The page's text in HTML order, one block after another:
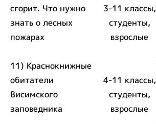
сгорит. Что нужно
знать о лесных
пожарах
3-11 классы,
студенты,
взрослые
11) Краснокнижные
обитатели
Висимского
заповедника
4-11 классы,
студенты,
взрослые